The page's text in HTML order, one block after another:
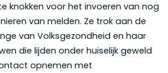
knokken voor het invoeren van nog
van melden. Ze trok aan de
van Volksgezondheid en haar
die lijden onder huiselijk geweld
opnemen met